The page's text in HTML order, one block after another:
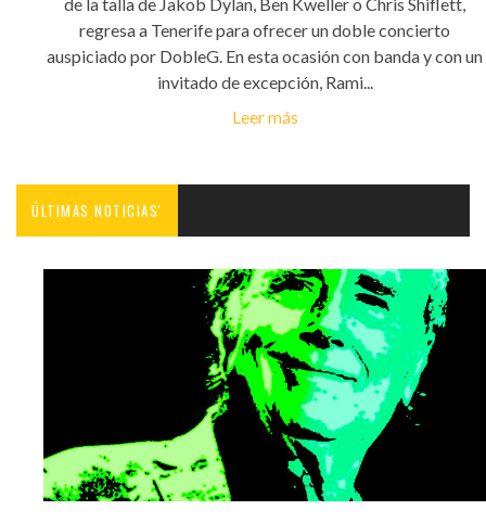
de la talla de Jakob Dylan, Ben Kweller o Chris Shiflett,
regresa a Tenerife para ofrecer un doble concierto
auspiciado por DobleG. En esta ocasión con banda y con un
invitado de excepción, Rami...
Leer más
ÚLTIMAS NOTICIAS'